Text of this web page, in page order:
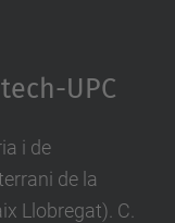
UPC
i de
de la
Llobregat). C.